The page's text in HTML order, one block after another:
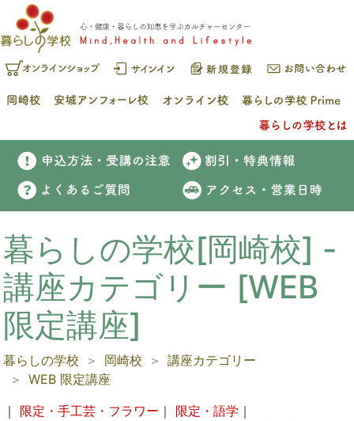
暮らしの学校[岡崎校] -
講座カテゴリー [WEB
限定講座]
暮らしの学校 岡崎校
講座カテゴリー
WEB 限定講座
｜ 限定・手工芸・フラワー ｜ 限定・語学 ｜